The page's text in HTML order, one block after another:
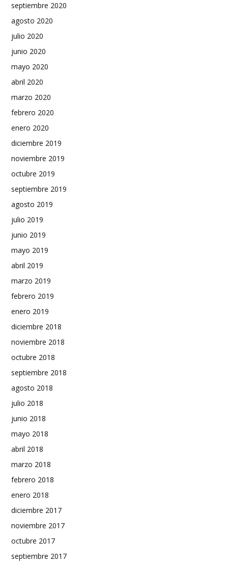
septiembre 2020
agosto 2020
julio 2020
junio 2020
mayo 2020
abril 2020
marzo 2020
febrero 2020
enero 2020
diciembre 2019
noviembre 2019
octubre 2019
septiembre 2019
agosto 2019
julio 2019
junio 2019
mayo 2019
abril 2019
marzo 2019
febrero 2019
enero 2019
diciembre 2018
noviembre 2018
octubre 2018
septiembre 2018
agosto 2018
julio 2018
junio 2018
mayo 2018
abril 2018
marzo 2018
febrero 2018
enero 2018
diciembre 2017
noviembre 2017
octubre 2017
septiembre 2017